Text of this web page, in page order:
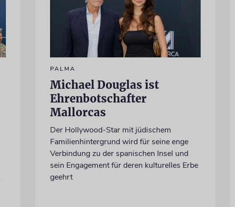
PALMA
Michael Douglas ist
Ehrenbotschafter
Mallorcas
Der Hollywood-Star mit jüdischem
Familienhintergrund wird für seine enge
Verbindung zu der spanischen Insel und
sein Engagement für deren kulturelles Erbe
geehrt